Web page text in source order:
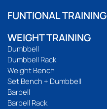
FUNTIONAL TRAINING
WEIGHT TRAINING
Dumbbell
Dumbbell Rack
Weight Bench
Set Bench + Dumbbell
Barbell
Barbell Rack